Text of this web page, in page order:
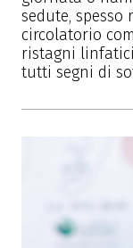
sedute,
circolatorio
ristagni
tutti segni di